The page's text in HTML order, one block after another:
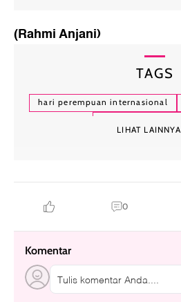
(Rahmi Anjani)
TAGS
hari perempuan internasional
LIHAT LAINNYA
0
Komentar
Tulis komentar Anda....